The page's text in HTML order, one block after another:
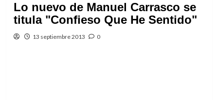
Lo nuevo de Manuel Carrasco se
titula "Confieso Que He Sentido"
13 septiembre 2013 0